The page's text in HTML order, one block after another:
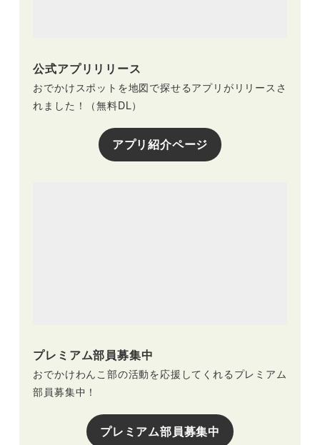
公式アプリリリース
おでかけスポットを地図で探せるアプリがリリースさ
れました！（無料DL）
アプリ紹介ページ
プレミアム部員募集中
おでかけわんこ部の活動を応援してくれるプレミアム
部員募集中！
プレミアム部員募集中